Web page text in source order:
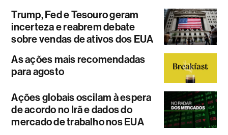
Trump, Fed e Tesouro geram
incerteza e reabrem debate
sobre vendas de ativos dos EUA
As ações mais recomendadas
para agosto
Ações globais oscilam à espera
de acordo no Irã e dados do
mercado de trabalho nos EUA